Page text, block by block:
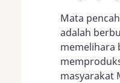
Mata
adalah
memelihara
masyarakat